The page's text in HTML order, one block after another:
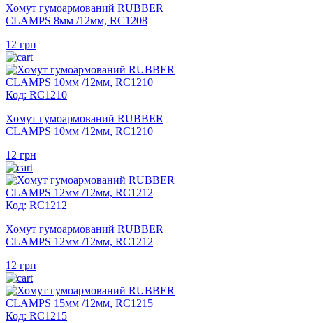
Хомут гумоармований RUBBER
CLAMPS 8мм /12мм, RC1208
12 грн
Код: RC1210
Хомут гумоармований RUBBER
CLAMPS 10мм /12мм, RC1210
12 грн
Код: RC1212
Хомут гумоармований RUBBER
CLAMPS 12мм /12мм, RC1212
12 грн
Код: RC1215